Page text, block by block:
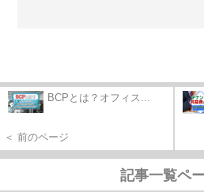
BCPとは？オフィス...
＜ 前のページ
記事一覧ペ